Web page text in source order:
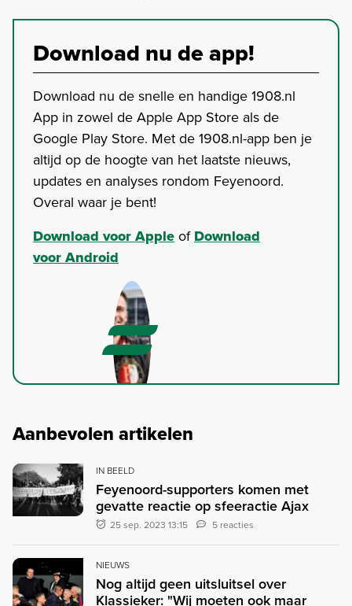
Download nu de app!
Download nu de snelle en handige 1908.nl
App in zowel de Apple App Store als de
Google Play Store. Met de 1908.nl-app ben je
altijd op de hoogte van het laatste nieuws,
updates en analyses rondom Feyenoord.
Overal waar je bent!
Download voor AppleofDownload
voor Android
Aanbevolen artikelen
IN BEELD
Feyenoord-supporters komen met
gevatte reactie op sfeeractie Ajax
25 sep. 2023 13:15 5 reacties
NIEUWS
Nog altijd geen uitsluitsel over
Klassieker: "Wij moeten ook maar